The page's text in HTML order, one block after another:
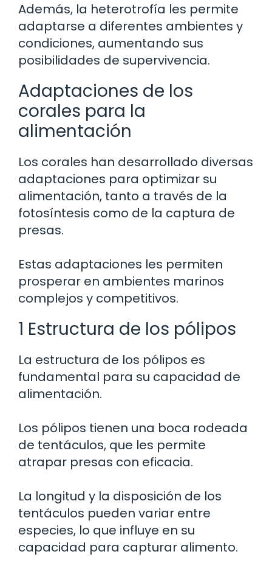
Además, la heterotrofía les permite
adaptarse a diferentes ambientes y
condiciones, aumentando sus
posibilidades de supervivencia.
Adaptaciones de los
corales para la
alimentación
Los corales han desarrollado diversas
adaptaciones para optimizar su
alimentación, tanto a través de la
fotosíntesis como de la captura de
presas.
Estas adaptaciones les permiten
prosperar en ambientes marinos
complejos y competitivos.
1 Estructura de los pólipos
La estructura de los pólipos es
fundamental para su capacidad de
alimentación.
Los pólipos tienen una boca rodeada
de tentáculos, que les permite
atrapar presas con eficacia.
La longitud y la disposición de los
tentáculos pueden variar entre
especies, lo que influye en su
capacidad para capturar alimento.